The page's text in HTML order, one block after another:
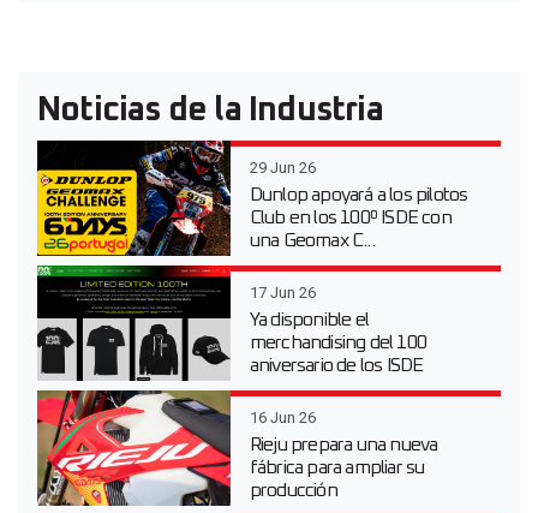
Noticias de la Industria
29 Jun 26
Dunlop apoyará a los pilotos
Club en los 100º ISDE con
una Geomax C...
17 Jun 26
Ya disponible el
merchandising del 100
aniversario de los ISDE
16 Jun 26
Rieju prepara una nueva
fábrica para ampliar su
producción